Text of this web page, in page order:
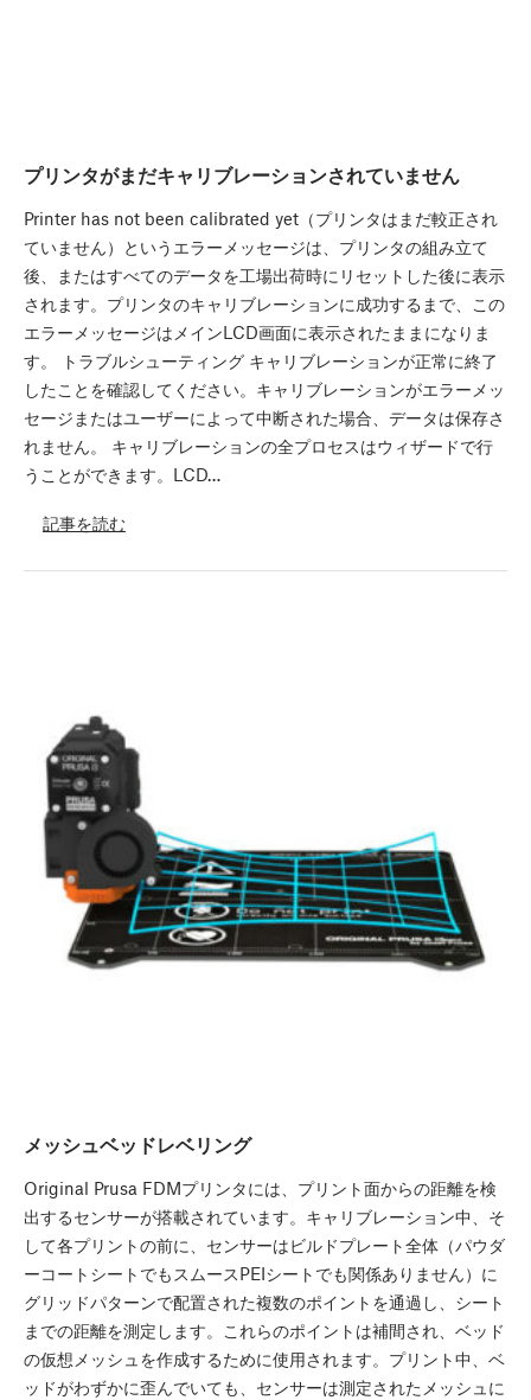
プリンタがまだキャリブレーションされていません
Printer has not been calibrated yet（プリンタはまだ較正され
ていません）というエラーメッセージは、プリンタの組み立て
後、またはすべてのデータを工場出荷時にリセットした後に表示
されます。プリンタのキャリブレーションに成功するまで、この
エラーメッセージはメインLCD画面に表示されたままになりま
す。 トラブルシューティング キャリブレーションが正常に終了
したことを確認してください。キャリブレーションがエラーメッ
セージまたはユーザーによって中断された場合、データは保存さ
れません。 キャリブレーションの全プロセスはウィザードで行
うことができます。LCD…
記事を読む
メッシュベッドレベリング
Original Prusa FDMプリンタには、プリント面からの距離を検
出するセンサーが搭載されています。キャリブレーション中、そ
して各プリントの前に、センサーはビルドプレート全体（パウダ
ーコートシートでもスムースPEIシートでも関係ありません）に
グリッドパターンで配置された複数のポイントを通過し、シート
までの距離を測定します。これらのポイントは補間され、ベッド
の仮想メッシュを作成するために使用されます。プリント中、ベ
ッドがわずかに歪んでいても、センサーは測定されたメッシュに